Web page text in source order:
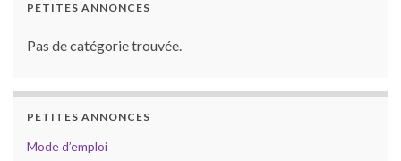
PETITES ANNONCES
Pas de catégorie trouvée.
PETITES ANNONCES
Mode d’emploi